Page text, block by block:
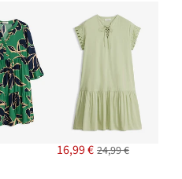
16,99 € 24,99 €